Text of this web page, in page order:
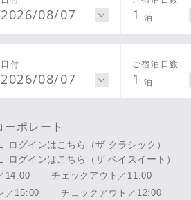
2026/08/07 1 泊
日付
2026/08/07
ご宿泊日数
1 泊
ーポレート
ログインはこちら（ザ クラシック）
ログインはこちら（ザ ベイスイート）
14:00
チェックアウト／11:00
／15:00 チェックアウト／12:00